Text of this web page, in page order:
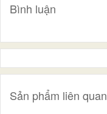
Bình luận
Sản phẩm liên quan